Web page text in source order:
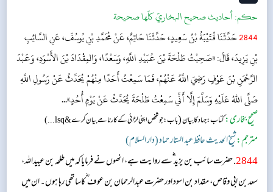
حکم:أحاديث صحيح البخاريّ كلّها صحيحة
2844حَدَّثَنَا قُتَيْبَةُ بْنُ سَعِيدٍ، حَدَّثَنَا حَاتِمٌ، عَنْ مُحَمَّدِ بْنِ يُوسُفَ، عَنِ السَّائِبِ
بْنِ يَزِيدَ، قَالَ: «صَحِبْتُ طَلْحَةَ بْنَ عُبَيْدِ اللَّهِ، وَسَعْدًا، وَالمِقْدَادَ بْنَ الأَسْوَدِ، وَعَبْدَ
الرَّحْمَنِ بْنَ عَوْفٍ رَضِيَ اللَّهُ عَنْهُمْ، فَمَا سَمِعْتُ أَحَدًا مِنْهُمْ يُحَدِّثُ عَنْ رَسُولِ اللَّهِ
صَلَّى اللهُ عَلَيْهِ وَسَلَّمَ إِلَّا أَنِّي سَمِعْتُ طَلْحَةَ يُحَدِّثُ عَنْ يَوْمِ أُحُدٍ»...
صحیح بخاری:کتاب: جہاد کا بیان(باب : جو شخص اپنی لڑائی کے کارنامے بیان کرے&lsq...)
مترجم:شیخ الحدیث حافظ عبد الستار حماد (دار السلام)
2844. حضرت سائب بن یزید ؓسے روایت ہے، انھوں نے فرمایا کہ میں طلحہ بن عبیداللہ،
سعد بن ابی وقاص، مقداد بن اسود اور حضرت عبدالرحمان بن عوف ؓ کاساتھی رہا ہوں۔ ان میں